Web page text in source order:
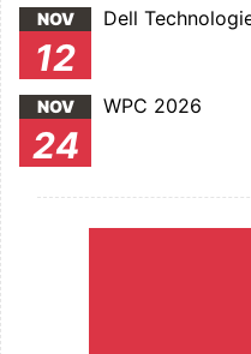
NOV
12
Dell
NOV
24
WPC 2026